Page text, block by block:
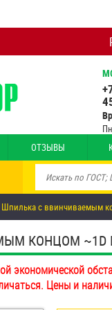
ОТЗЫВЫ
Шпилька c ввинчиваемым
КОНЦОМ ~1D
экономической
Цены и